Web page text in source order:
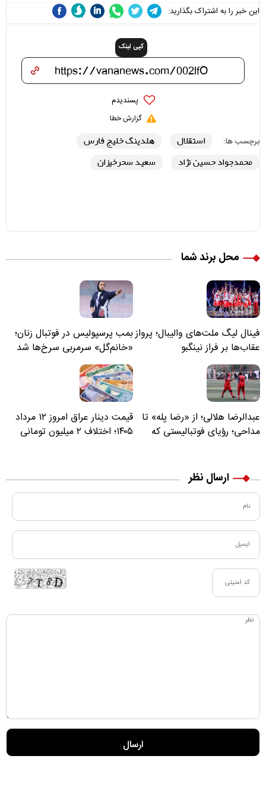
این خبر را به اشتراک بگذارید:
کپی لینک
پسندیدم
گزارش خطا
برچسب ها: استقلال
هلدینگ خلیج فارس
محمدجواد حسین نژاد
سعید سحرخیزان
محل برند شما
فینال لیگ ملت‌های والیبال؛ پرواز
عقاب‌ها بر فراز نینگبو
بمب پرسپولیس در فوتبال زنان؛
«خانم‌گل» سرمربی سرخ‌ها شد
عبدالرضا هلالی؛ از «رضا پله» تا
مداحی؛ رؤیای فوتبالیستی که
قیمت دینار عراق امروز ۱۲ مرداد
۱۴۰۵؛ اختلاف ۲ میلیون تومانی
ارسال نظر